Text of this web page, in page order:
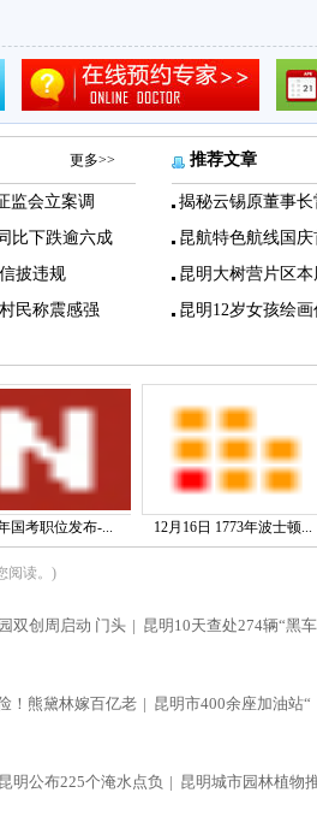
更多>>
监会立案调
比下跌逾六成
披违规
民称震感强
推荐文章
揭秘云锡原董事
昆航特色航线国
昆明大树营片区
昆明12岁女孩绘
国考职位发布-... 12月16日 1773年波士顿...
阅读。)
双创周启动 门头 | 昆明10天查处274辆“黑车
！熊黛林嫁百亿老 | 昆明市400余座加油站“
昆明公布225个淹水点负 | 昆明城市园林植物